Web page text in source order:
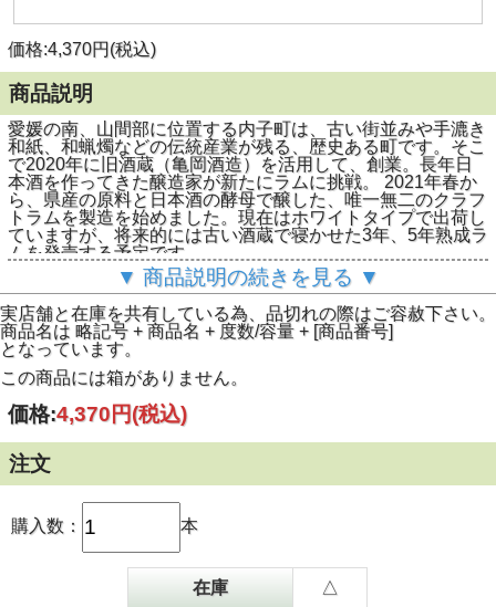
価格:4,370円(税込)
商品説明
愛媛の南、山間部に位置する内子町は、古い街並みや手漉き
和紙、和蝋燭などの伝統産業が残る、歴史ある町です。そこ
で2020年に旧酒蔵（亀岡酒造）を活用して、創業。長年日
本酒を作ってきた醸造家が新たにラムに挑戦。 2021年春か
ら、県産の原料と日本酒の酵母で醸した、唯一無二のクラフ
トラムを製造を始めました。現在はホワイトタイプで出荷し
ていますが、将来的には古い酒蔵で寝かせた3年、5年熟成ラ
ムを発売する予定です。。
沖縄県産の黒糖と清酒酵母で作ったラムにスパイスで香味付
けしました。通常使われているスパイス加え、日本ならでは
のスパイスを加えて風味つけをしています。ラムのもろみの
発酵期間が２－３週間と長めで、それがベースのラムとなる
香り豊かで濃醇な味わいです。ストレート、ロック、炭酸割
り、またはバッタードラムなどホットカクテルにも適してい
ます。【メーカー案内より】
▼ 商品説明の続きを見る ▼
実店舗と在庫を共有している為、品切れの際はご容赦下さい。
商品名は 略記号 + 商品名 + 度数/容量 + [商品番号]
となっています。
この商品には箱がありません。
価格:4,370円(税込)
注文
購入数： 本
在庫 △